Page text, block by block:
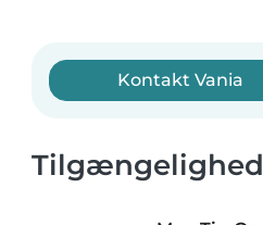
Kontakt Vania
Tilgængelighed